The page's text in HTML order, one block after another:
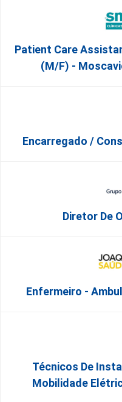
Patient Care
(M/F) -
Encarregado /
Diretor De
Enfermeiro -
Técnicos De
Mobilidade